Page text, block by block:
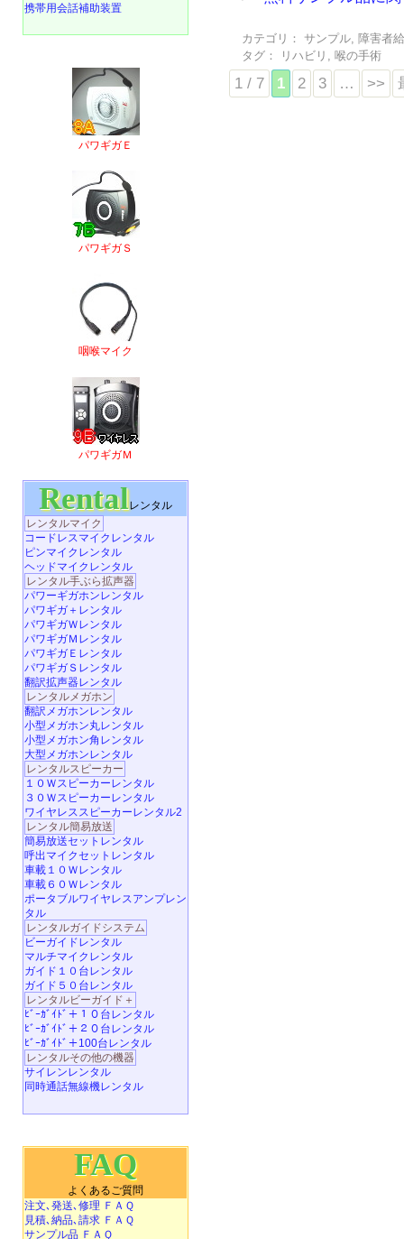
カテゴリ： サンプル, 障害者
タグ：
リハビリ ,喉の手術
1 / 7 1 2 3 … >>
携帯用会話補助装置
パワギガＥ
パワギガＳ
咽喉マイク
パワギガＭ
Rentalレンタル
レンタルマイク
コードレスマイクレンタル
ピンマイクレンタル
ヘッドマイクレンタル
レンタル手ぶら拡声器
パワーギガホンレンタル
パワギガ＋レンタル
パワギガＷレンタル
パワギガＭレンタル
パワギガＥレンタル
パワギガＳレンタル
翻訳拡声器レンタル
レンタルメガホン
翻訳メガホンレンタル
小型メガホン丸レンタル
小型メガホン角レンタル
大型メガホンレンタル
レンタルスピーカー
１０Ｗスピーカーレンタル
３０Ｗスピーカーレンタル
ワイヤレススピーカーレンタル2
レンタル簡易放送
簡易放送セットレンタル
呼出マイクセットレンタル
車載１０Ｗレンタル
車載６０Ｗレンタル
ポータブルワイヤレスアンプレン
タル
レンタルガイドシステム
ビーガイドレンタル
マルチマイクレンタル
ガイド１０台レンタル
ガイド５０台レンタル
レンタルビーガイド＋
ﾋﾞｰｶﾞｲﾄﾞ＋１０台レンタル
ﾋﾞｰｶﾞｲﾄﾞ＋２０台レンタル
ﾋﾞｰｶﾞｲﾄﾞ＋100台レンタル
レンタルその他の機器
サイレンレンタル
同時通話無線機レンタル
FAQ
よくあるご質問
注文､発送､修理 ＦＡＱ
見積､納品､請求 ＦＡＱ
サンプル品 ＦＡＱ